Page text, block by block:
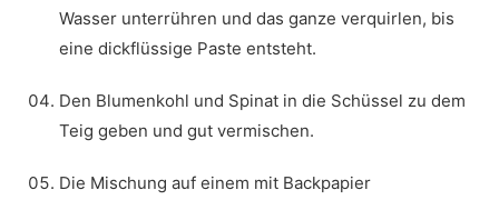
Wasser unterrühren und das ganze verquirlen, bis
eine dickflüssige Paste entsteht.
Den Blumenkohl und Spinat in die Schüssel zu dem
Teig geben und gut vermischen.
Die Mischung auf einem mit Backpapier